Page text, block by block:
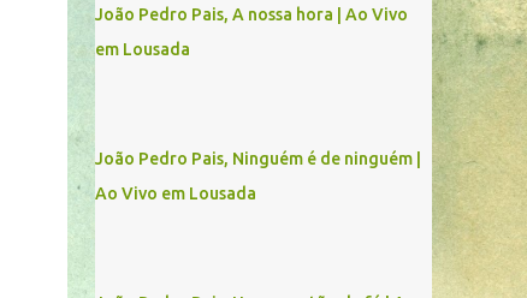
João Pedro Pais, A nossa hora | Ao Vivo
em Lousada
João Pedro Pais, Ninguém é de ninguém |
Ao Vivo em Lousada